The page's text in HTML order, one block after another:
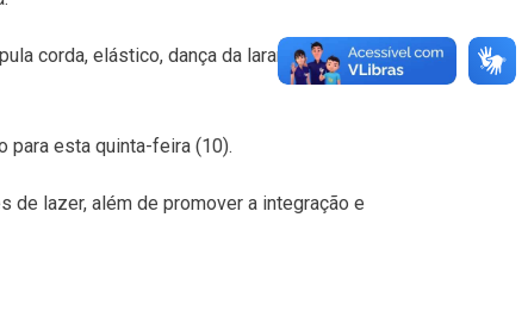
corda, elástico, dança da laranja, corrida do
para esta quinta-feira (10).
de lazer, além de promover a integração e